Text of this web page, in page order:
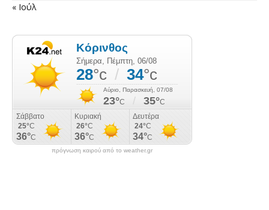
« Ιούλ
πρόγνωση καιρού από το weather.gr